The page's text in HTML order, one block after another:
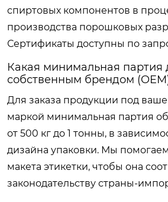
спиртовых компонентов в
производства порошковых
Сертификаты доступны по
Какая минимальная партия
собственным брендом
Для заказа продукции под
маркой минимальная партия
от 500 кг до 1 тонны, в
дизайна упаковки. Мы
макета этикетки, чтобы она
законодательству страны-